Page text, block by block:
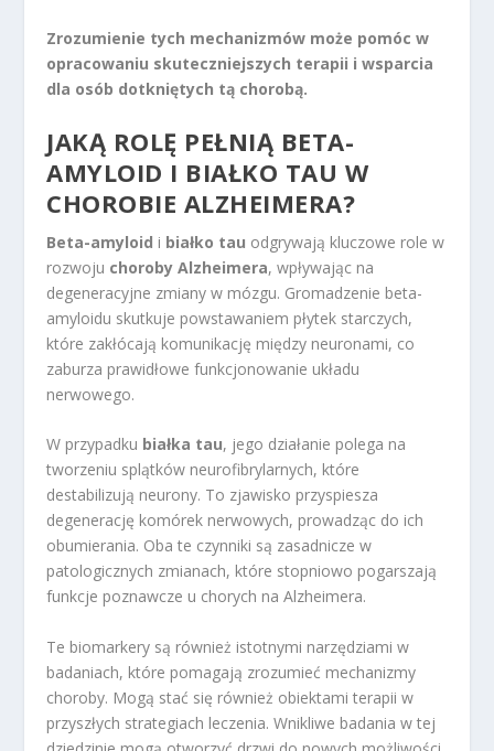
Zrozumienie tych mechanizmów może pomóc w
opracowaniu skuteczniejszych terapii i wsparcia
dla osób dotkniętych tą chorobą.
JAKĄ ROLĘ PEŁNIĄ BETA-
AMYLOID I BIAŁKO TAU W
CHOROBIE ALZHEIMERA?
Beta-amyloid i białko tau odgrywają kluczowe role w
rozwoju choroby Alzheimera, wpływając na
degeneracyjne zmiany w mózgu. Gromadzenie beta-
amyloidu skutkuje powstawaniem płytek starczych,
które zakłócają komunikację między neuronami, co
zaburza prawidłowe funkcjonowanie układu
nerwowego.
W przypadku białka tau, jego działanie polega na
tworzeniu splątków neurofibrylarnych, które
destabilizują neurony. To zjawisko przyspiesza
degenerację komórek nerwowych, prowadząc do ich
obumierania. Oba te czynniki są zasadnicze w
patologicznych zmianach, które stopniowo pogarszają
funkcje poznawcze u chorych na Alzheimera.
Te biomarkery są również istotnymi narzędziami w
badaniach, które pomagają zrozumieć mechanizmy
choroby. Mogą stać się również obiektami terapii w
przyszłych strategiach leczenia. Wnikliwe badania w tej